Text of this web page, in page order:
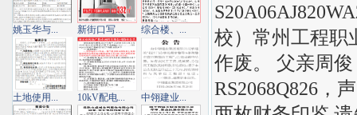
校）常州工程职
作废。 父亲周
RS2068Q826，
姚玉华与... 新街口写... 综合楼、...
土地使用... 10kV配电... 中翎建业...